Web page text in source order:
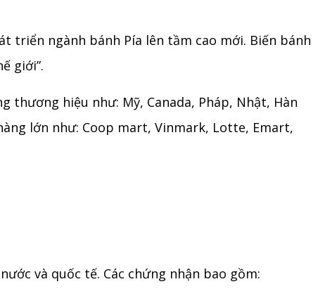
triển ngành bánh Pía lên tầm cao mới. Biến bánh
giới”.
thương hiệu như: Mỹ, Canada, Pháp, Nhật, Hàn
lớn như: Coop mart, Vinmark, Lotte, Emart,
và quốc tế. Các chứng nhận bao gồm: